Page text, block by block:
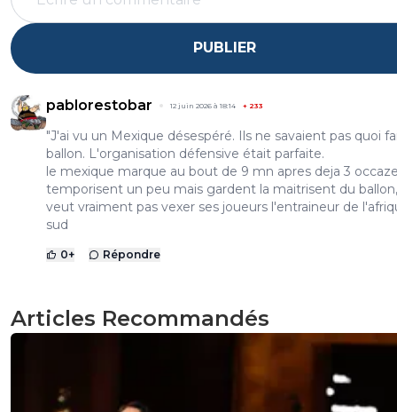
PUBLIER
pablorestobar 12 juin 2026 à 18:14 + 233
"J'ai vu un Mexique désespéré. Ils ne savaient pas quoi
ballon. L'organisation défensive était parfaite.
le mexique marque au bout de 9 mn apres deja 3
temporisent un peu mais gardent la maitrisent du
veut vraiment pas vexer ses joueurs l'entraineur de
sud
0+ Répondre
Articles Recommandés